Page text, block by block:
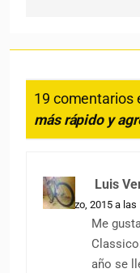
19 comentarios
más rápido y
Luis
30 marzo, 2015 a las
Me
año se